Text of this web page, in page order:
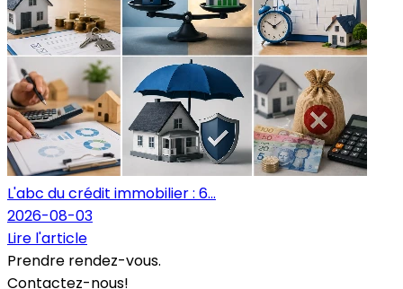
L'abc du crédit immobilier : 6...
2026-08-03
Lire l'article
Prendre rendez-vous.
Contactez-nous!